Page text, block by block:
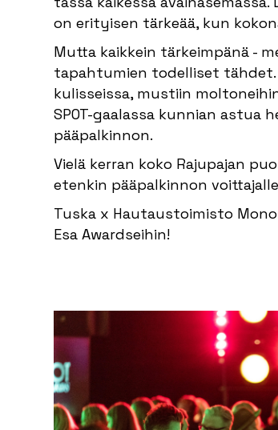
on erityisen tärkeää, kun
Mutta kaikkein tärkeimpänä -
tapahtumien todelliset tähdet.
kulisseissa, mustiin
SPOT-gaalassa kunnian astua
pääpalkinnon.
Vielä kerran koko Rajupajan
etenkin pääpalkinnon
Tuska x Hautaustoimisto
Esa Awardseihin!